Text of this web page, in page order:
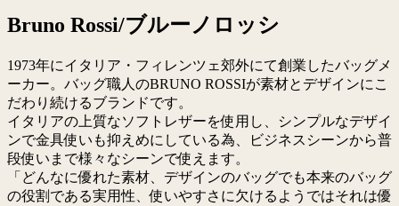
Bruno Rossi/ブルーノロッシ
1973年にイタリア・フィレンツェ郊外にて創業したバッグメ
ーカー。バッグ職人のBRUNO ROSSIが素材とデザインにこ
だわり続けるブランドです。
イタリアの上質なソフトレザーを使用し、シンプルなデザイ
ンで金具使いも抑えめにしている為、ビジネスシーンから普
段使いまで様々なシーンで使えます。
「どんなに優れた素材、デザインのバッグでも本来のバッグ
の役割である実用性、使いやすさに欠けるようではそれは優